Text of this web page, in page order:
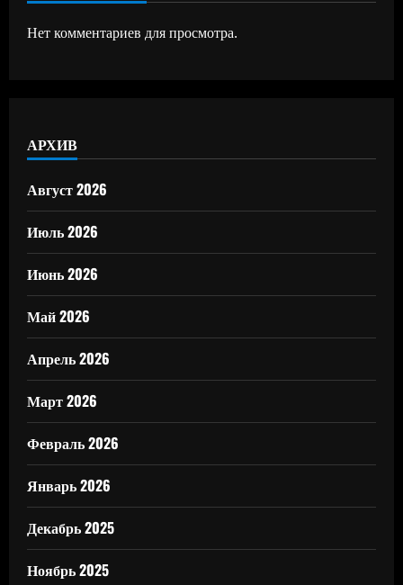
Нет комментариев для просмотра.
АРХИВ
Август 2026
Июль 2026
Июнь 2026
Май 2026
Апрель 2026
Март 2026
Февраль 2026
Январь 2026
Декабрь 2025
Ноябрь 2025